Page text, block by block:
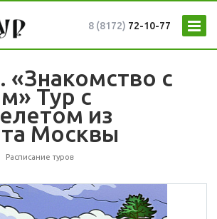
8 (8172) 72-10-77
«Знакомство с
Тур с
из
Москвы
Расписание туров